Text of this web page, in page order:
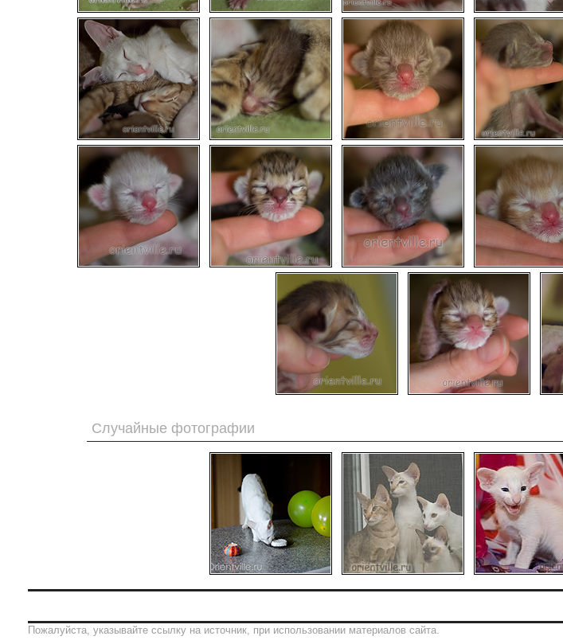
Случайные фотографии
Пожалуйста, указывайте ссылку на источник, при использовании материалов сайта.